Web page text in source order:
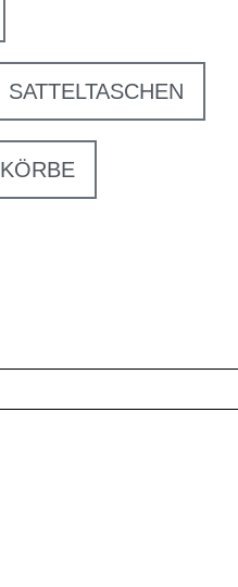
SATTELTASCHEN
KÖRBE